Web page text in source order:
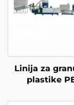
Linija za
plastike